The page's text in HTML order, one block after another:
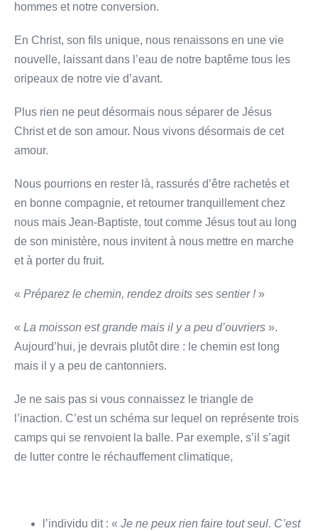
hommes et notre conversion.
En Christ, son fils unique, nous renaissons en une vie
nouvelle, laissant dans l’eau de notre baptême tous les
oripeaux de notre vie d’avant.
Plus rien ne peut désormais nous séparer de Jésus
Christ et de son amour. Nous vivons désormais de cet
amour.
Nous pourrions en rester là, rassurés d’être rachetés et
en bonne compagnie, et retourner tranquillement chez
nous mais Jean-Baptiste, tout comme Jésus tout au long
de son ministère, nous invitent à nous mettre en marche
et à porter du fruit.
« Préparez le chemin, rendez droits ses sentier !»
« La moisson est grande mais il y a peu d’ouvriers ».
Aujourd’hui, je devrais plutôt dire : le chemin est long
mais il y a peu de cantonniers.
Je ne sais pas si vous connaissez le triangle de
l’inaction. C’est un schéma sur lequel on représente trois
camps qui se renvoient la balle. Par exemple, s’il s’agit
de lutter contre le réchauffement climatique,
l’individu dit : « Je ne peux rien faire tout seul. C’est